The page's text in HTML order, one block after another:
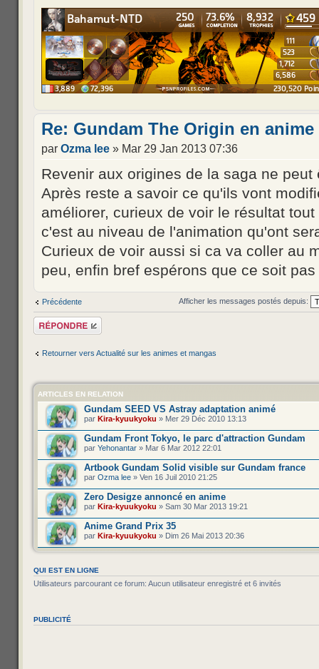
Re: Gundam The Origin en anime
par Ozma lee » Mar 29 Jan 2013 07:36
Revenir aux origines de la saga ne
Après reste a savoir ce qu'ils vont
améliorer, curieux de voir le résultat
c'est au niveau de l'animation qu'ont
Curieux de voir aussi si ca va coller au
peu, enfin bref espérons que ce soit
Précédente Afficher les messages postés depuis:
Répondre
Retourner vers Actualité sur les animes et mangas
ARTICLES EN RELATION
Gundam SEED VS Astray adaptation animé
par Kira-kyuukyoku » Mer 29 Déc 2010 13:13
Gundam Front Tokyo, le parc d'attraction Gundam
par Yehonantar » Mar 6 Mar 2012 22:01
Artbook Gundam Solid visible sur Gundam france
par Ozma lee » Ven 16 Juil 2010 21:25
Zero Desigze annoncé en anime
par Kira-kyuukyoku » Sam 30 Mar 2013 19:21
Anime Grand Prix 35
par Kira-kyuukyoku » Dim 26 Mai 2013 20:36
QUI EST EN LIGNE
Utilisateurs parcourant ce forum: Aucun utilisateur enregistré et 6 invités
PUBLICITÉ